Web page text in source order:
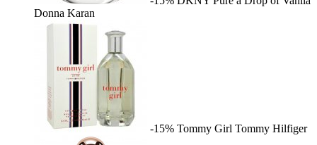
Donna Karan
-15% Tommy Girl Tommy Hilfiger